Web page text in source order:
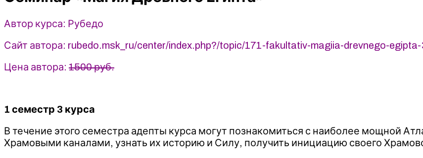
Рубедо
Автор курса: Рубедо
Сайт автора: rubedo.msk_ru/center/index.php?/topic/171-fakultativ-magiia-drevnego-
Цена автора: 1500 руб.
1 семестр 3 курса
В течение этого семестра адепты курса могут познакомиться с наиболее мощной
Храмовыми каналами, узнать их историю и Силу, получить инициацию своего